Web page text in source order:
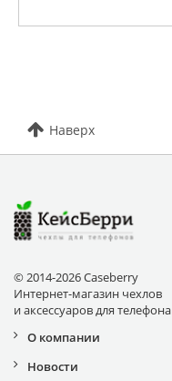
Наверх
© 2014-2026 Caseberry
Интернет-магазин чехлов
и аксессуаров для телефона
О компании
Новости